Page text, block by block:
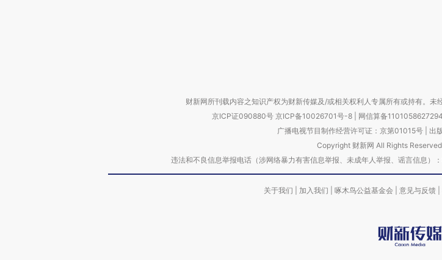
财新网所刊载内容之知识产权为财新传媒及/或相关权利人专属所有或持有。未
京ICP证090880号 京ICP备10026701号-8 网信算备
广播电视节目制作经营许可证：京第01015号| 出
Copyright 财新网 All Rights
违法和不良信息举报电话（涉网络暴力有害信息举报、未成年人举报、谣言信
关于我们 加入我们 啄木鸟公益基金会 意见与反馈